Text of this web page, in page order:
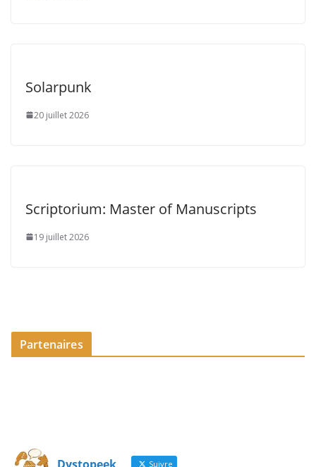
Solarpunk
20 juillet 2026
Scriptorium: Master of Manuscripts
19 juillet 2026
Partenaires
Suivre